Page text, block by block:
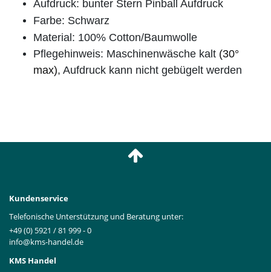
Aufdruck: bunter Stern Pinball Aufdruck
Farbe: Schwarz
Material: 100% Cotton/Baumwolle
Pflegehinweis: Maschinenwäsche kalt (30°
max), Aufdruck kann nicht gebügelt werden
Kundenservice
Telefonische Unterstützung und Beratung unter:
+49 (0) 5921 / 81 999 - 0
info@kms-handel.de
KMS Handel